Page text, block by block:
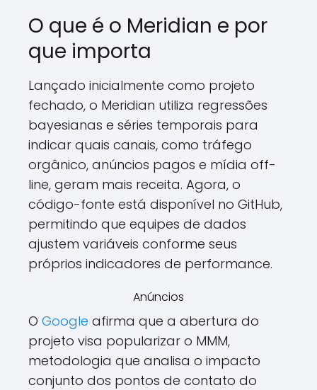
O que é o Meridian e por
que importa
Lançado inicialmente como projeto
fechado, o Meridian utiliza regressões
bayesianas e séries temporais para
indicar quais canais, como tráfego
orgânico, anúncios pagos e mídia off-
line, geram mais receita. Agora, o
código-fonte está disponível no GitHub,
permitindo que equipes de dados
ajustem variáveis conforme seus
próprios indicadores de performance.
Anúncios
O Google afirma que a abertura do
projeto visa popularizar o MMM,
metodologia que analisa o impacto
conjunto dos pontos de contato do